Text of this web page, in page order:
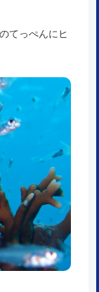
てっぺんにヒ